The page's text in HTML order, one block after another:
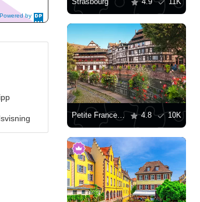
Powered by
Strasbourg 4.9 11K
Petite France, Strasbourg 4.8 10K